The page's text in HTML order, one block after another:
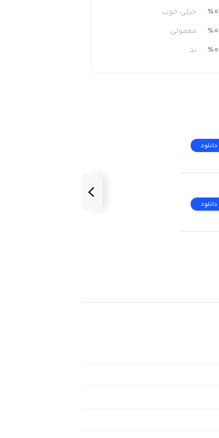
You can create your own
Go to the
٪0
خیلی خوب
٪0
معمولی
٪0 بد
دانلود
دانلود